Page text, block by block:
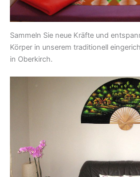
Sammeln Sie neue Kräfte und
Körper in unserem traditionell
in Oberkirch.